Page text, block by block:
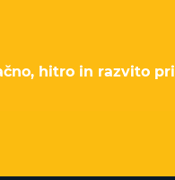
hitro in razvito pri